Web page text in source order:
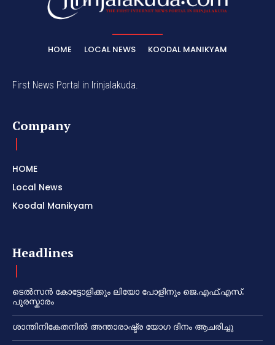
HOME LOCAL NEWS KOODAL MANIKYAM
First News Portal in Irinjalakuda.
Company
HOME
Local News
Koodal Manikyam
Headlines
ടെൽസൻ കോട്ടോളിക്കും ലിയോ പോളിനും ജെ.എഫ്.എസ്.
പുരസ്കാരം
ശാന്തിനികേതനിൽ അന്താരാഷ്ട്ര യോഗ ദിനം ആചരിച്ചു